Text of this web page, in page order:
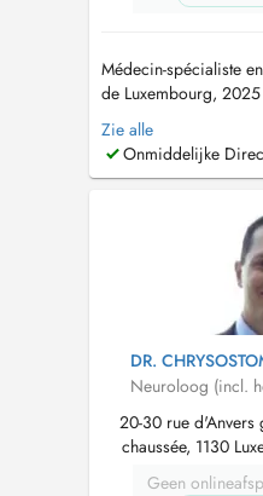
Médecin-spécialiste
de Luxembourg,
Université catholique
Neurologie générale
16 ans: migraine et
démence, neuro-
Zie alle
Onmiddelijke
DR.
Neuroloog (incl.
20-30 rue d'Anvers
chaussée, 1130
Geen